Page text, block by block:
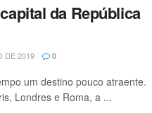
da República
DE 2019 0
um destino pouco atraente.
Londres e Roma, a ...